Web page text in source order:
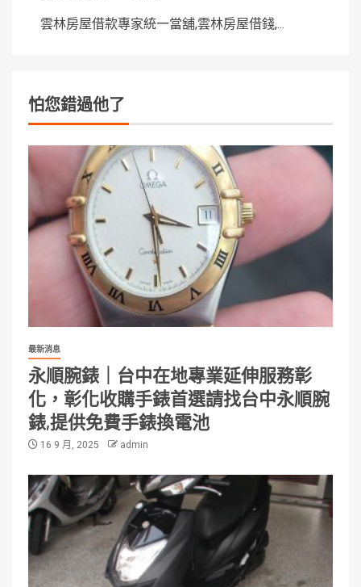
雲林房屋借款專家統一當舖,雲林房屋借錢,...
怕您錯過他了
最新消息
永順腕錶｜台中在地專業延伸服務彰
化，彰化收購手錶首選請找台中永順腕
錶,提供免費手錶換電池
16 9 月, 2025 admin